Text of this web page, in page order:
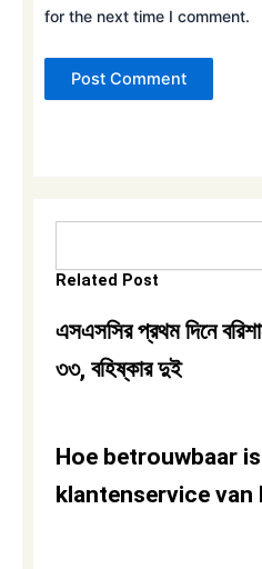
for the next time I comment.
Related Post
এসএসসির প্রথম দিনে
৩৩, বহিষ্কার দুই
Hoe betrouwbaar
klantenservice van